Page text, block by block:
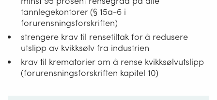
tannlegekontorer (§ 15a-6 i
forurensningsforskriften)
strengere krav til rensetiltak for å redusere
utslipp av kvikksølv fra industrien
krav til krematorier om å rense kvikksølvutslipp
(forurensningsforskriften kapitel 10)